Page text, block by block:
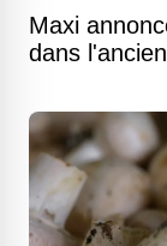
Maxi
dans